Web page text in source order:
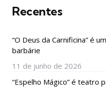
Recentes
“O Deus da Carnificina” é
barbárie
11 de junho de 2026
“Espelho Mágico” é teatro